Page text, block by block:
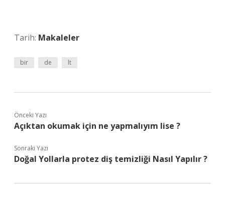
Tarih: Makaleler
bir de lt
Önceki Yazı
Açıktan okumak için ne yapmalıyım lise ?
Sonraki Yazı
Doğal Yollarla protez diş temizliği Nasıl Yapılır ?